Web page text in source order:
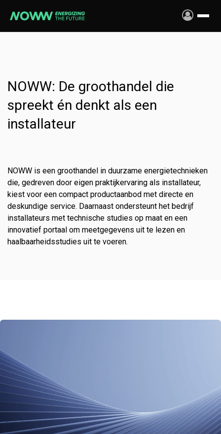
NOWW: De groothandel die
spreekt én denkt als een
installateur
NOWW is een groothandel in duurzame energietechnieken
die, gedreven door eigen praktijkervaring als installateur,
kiest voor een compact productaanbod met directe en
deskundige service. Daarnaast ondersteunt het bedrijf
installateurs met technische studies op maat en een
innovatief portaal om meetgegevens uit te lezen en
haalbaarheidsstudies uit te voeren.